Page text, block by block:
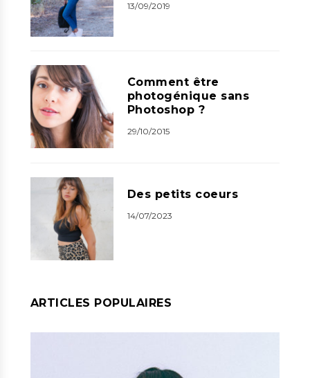
13/09/2019
Comment être
photogénique sans
Photoshop ?
29/10/2015
Des petits coeurs
14/07/2023
ARTICLES POPULAIRES